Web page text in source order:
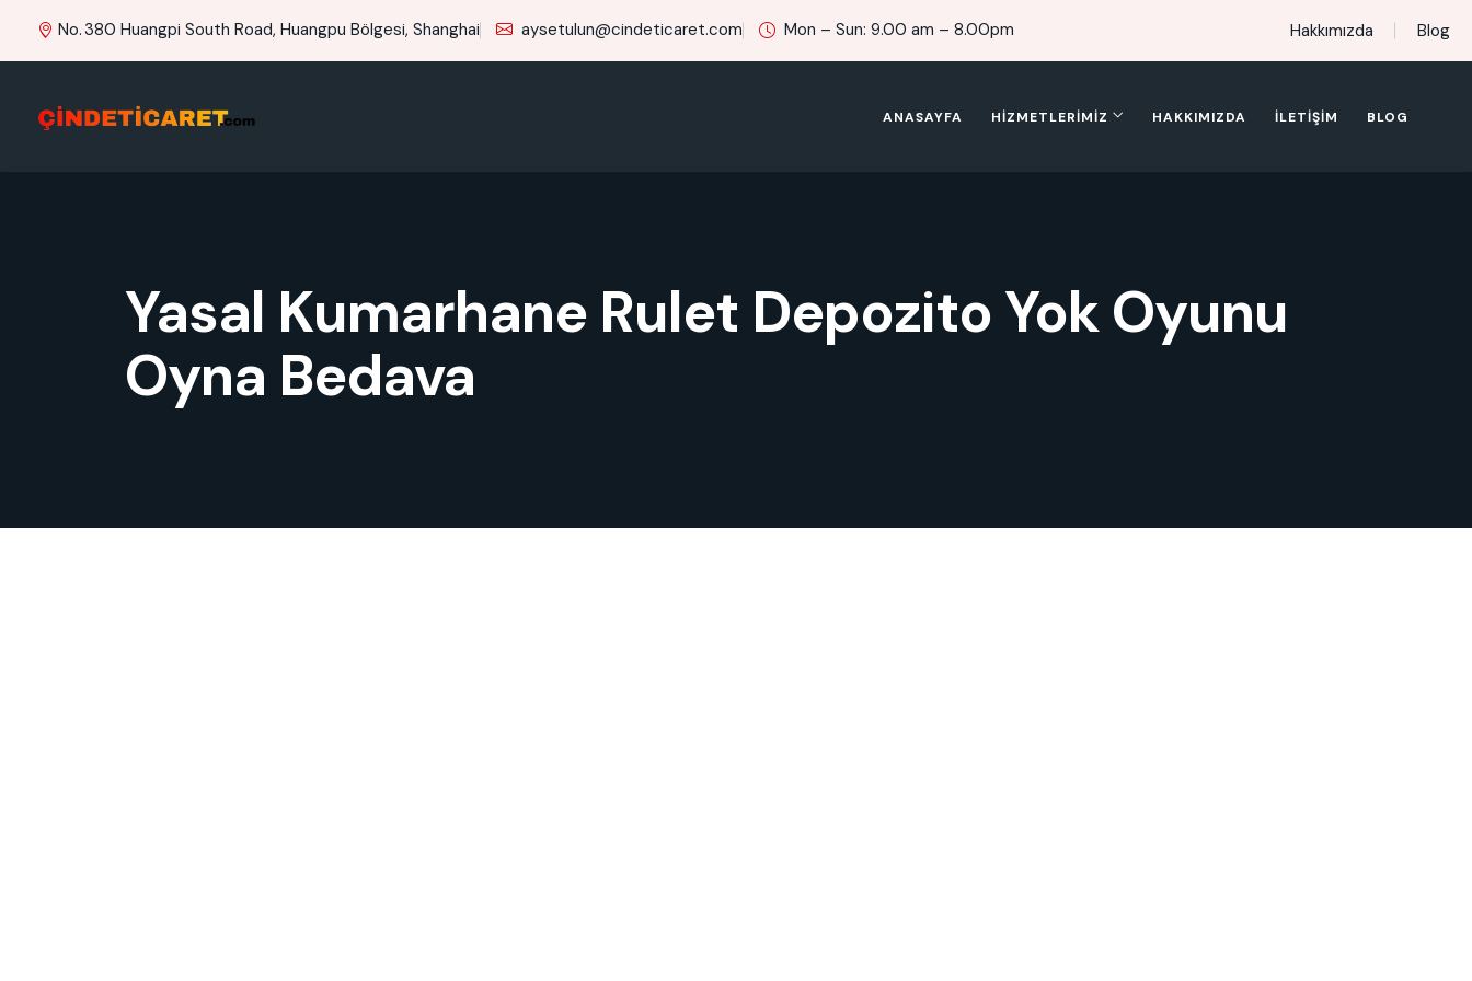
No. 380 Huangpi South Road, Huangpu Bölgesi, Shanghai aysetulun@cindeticaret.com Mon – Sun: 9.00 am – 8.00pm Hakkımızda Blog
ANASAYFA HIZMETLERIMIZ HAKKIMIZDA İLETIŞIM BLOG
Yasal Kumarhane Rulet Depozito Yok Oyunu
Oyna Bedava